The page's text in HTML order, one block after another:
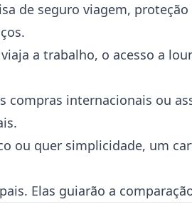
de seguro viagem,
viaja a trabalho, o acesso a
compras internacionais ou
ou quer simplicidade, um
Elas guiarão a